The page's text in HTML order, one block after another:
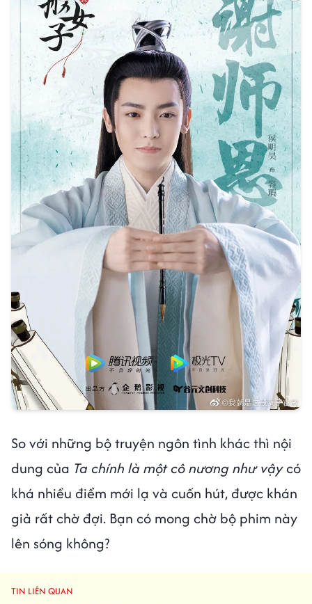
So với những bộ truyện ngôn tình khác thì nội
dung của Ta chính là một cô nương như vậycó
khá nhiều điểm mới lạ và cuốn hút, được khán
giả rất chờ đợi. Bạn có mong chờ bộ phim này
lên sóng không?
TIN LIÊN QUAN